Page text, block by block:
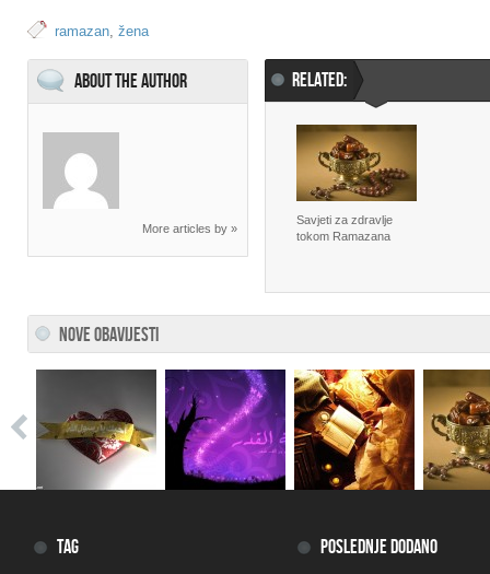
ramazan, žena
About the Author
More articles by »
RELATED:
Savjeti za zdravlje
tokom Ramazana
NOVE OBAVIJESTI
TAG POSLEDNJE DODANO